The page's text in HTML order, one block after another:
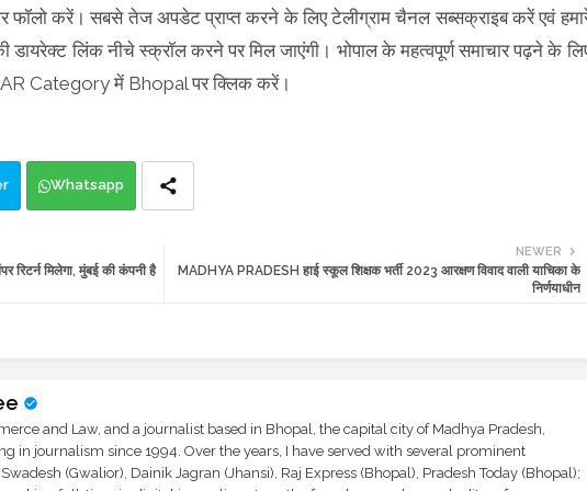
फॉलो करें। सबसे तेज अपडेट प्राप्त करने के लिए टेलीग्राम चैनल सब्सक्राइब करें एवं
डायरेक्ट लिंक नीचे स्क्रॉल करने पर मिल जाएंगी। भोपाल के महत्वपूर्ण समाचार पढ़ने के
Category में Bhopal पर क्लिक करें।
Whatsapp
NEWER
MADHYA PRADESH हाई स्कूल शिक्षक भर्ती 2023 आरक्षण विवाद वाली याचिका के
निर्णयाधीन
मिलेगा, मुंबई की कंपनी है
and Law, and a journalist based in Bhopal, the capital city of Madhya Pradesh,
in journalism since 1994. Over the years, I have served with several prominent
(Gwalior), Dainik Jagran (Jhansi), Raj Express (Bhopal), Pradesh Today (Bhopal);